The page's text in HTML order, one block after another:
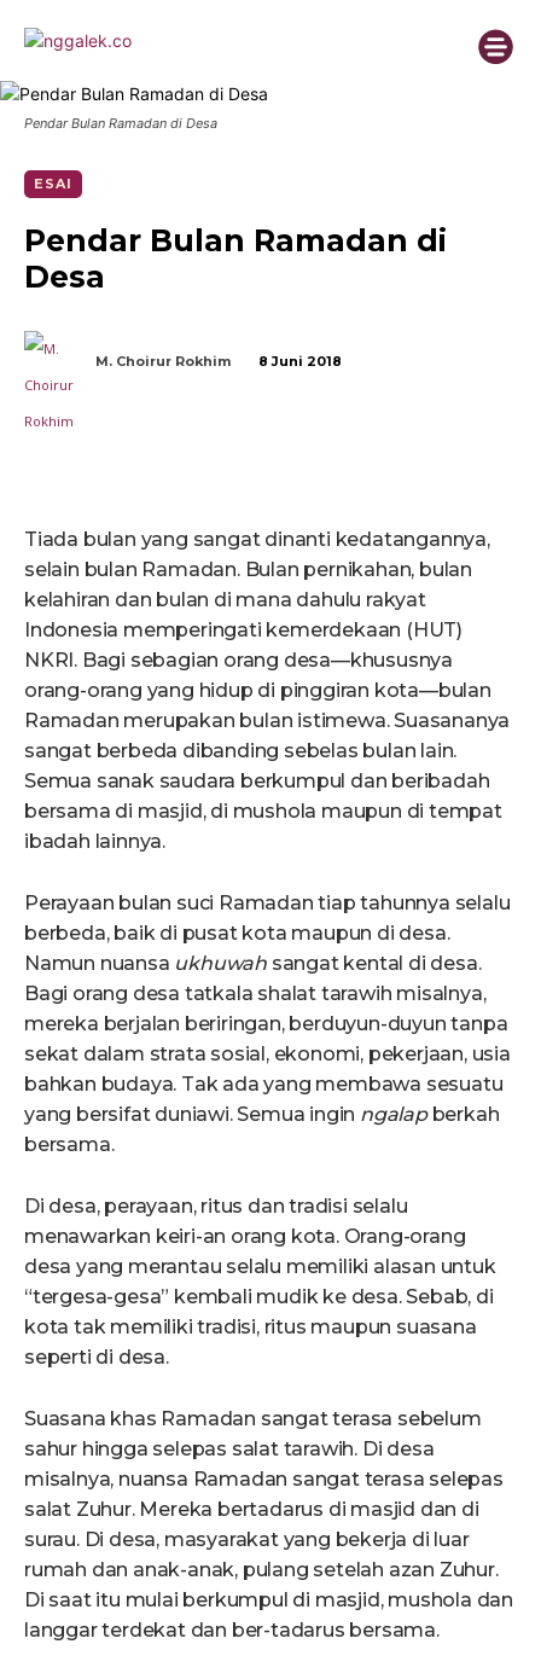
Pendar Bulan Ramadan di Desa
ESAI
Pendar Bulan Ramadan di
Desa
M. Choirur Rokhim 8 Juni 2018
Tiada bulan yang sangat dinanti kedatangannya,
selain bulan Ramadan. Bulan pernikahan, bulan
kelahiran dan bulan di mana dahulu rakyat
Indonesia memperingati kemerdekaan (HUT)
NKRI. Bagi sebagian orang desa—khususnya
orang-orang yang hidup di pinggiran kota—bulan
Ramadan merupakan bulan istimewa. Suasananya
sangat berbeda dibanding sebelas bulan lain.
Semua sanak saudara berkumpul dan beribadah
bersama di masjid, di mushola maupun di tempat
ibadah lainnya.
Perayaan bulan suci Ramadan tiap tahunnya selalu
berbeda, baik di pusat kota maupun di desa.
Namun nuansa ukhuwah sangat kental di desa.
Bagi orang desa tatkala shalat tarawih misalnya,
mereka berjalan beriringan, berduyun-duyun tanpa
sekat dalam strata sosial, ekonomi, pekerjaan, usia
bahkan budaya. Tak ada yang membawa sesuatu
yang bersifat duniawi. Semua ingin ngalapberkah
bersama.
Di desa, perayaan, ritus dan tradisi selalu
menawarkan keiri-an orang kota. Orang-orang
desa yang merantau selalu memiliki alasan untuk
“tergesa-gesa” kembali mudik ke desa. Sebab, di
kota tak memiliki tradisi, ritus maupun suasana
seperti di desa.
Suasana khas Ramadan sangat terasa sebelum
sahur hingga selepas salat tarawih. Di desa
misalnya, nuansa Ramadan sangat terasa selepas
salat Zuhur. Mereka bertadarus di masjid dan di
surau. Di desa, masyarakat yang bekerja di luar
rumah dan anak-anak, pulang setelah azan Zuhur.
Di saat itu mulai berkumpul di masjid, mushola dan
langgar terdekat dan ber-tadarus bersama.